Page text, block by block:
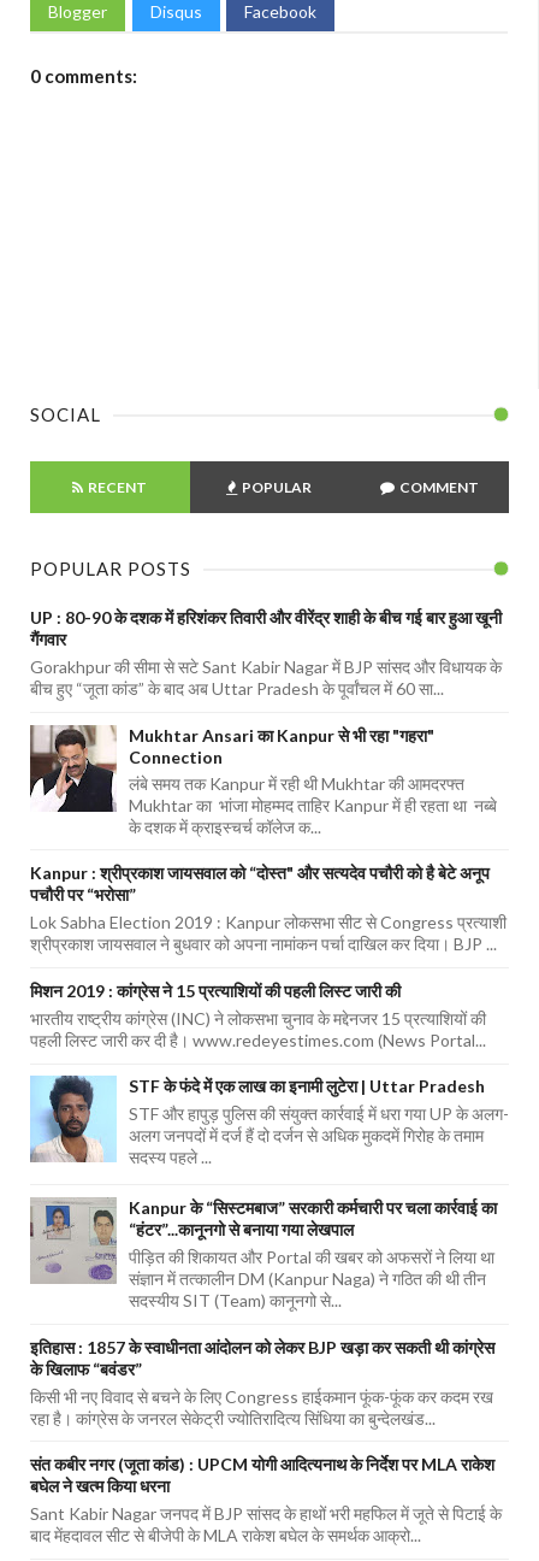
Blogger Disqus Facebook
0 comments:
SOCIAL
RECENT POPULAR COMMENT
POPULAR POSTS
UP : 80-90 के दशक में हरिशंकर तिवारी और वीरेंद्र शाही के बीच गई बार हुआ खूनी
गैंगवार
Gorakhpur की सीमा से सटे Sant Kabir Nagar में BJP सांसद और विधायक के
बीच हुए “जूता कांड” के बाद अब Uttar Pradesh के पूर्वांचल में 60 सा...
Mukhtar Ansari का Kanpur से भी रहा "गहरा"
Connection
लंबे समय तक Kanpur में रही थी Mukhtar की आमदरफ्त
Mukhtar का भांजा मोहम्मद ताहिर Kanpur में ही रहता था नब्बे
के दशक में क्राइस्चर्च कॉलेज क...
Kanpur : श्रीप्रकाश जायसवाल को “दोस्त" और सत्यदेव पचौरी को है बेटे अनूप
पचौरी पर “भरोसा”
Lok Sabha Election 2019 : Kanpur लोकसभा सीट से Congress प्रत्याशी
श्रीप्रकाश जायसवाल ने बुधवार को अपना नामांकन पर्चा दाखिल कर दिया। BJP ...
मिशन 2019 : कांग्रेस ने 15 प्रत्याशियों की पहली लिस्ट जारी की
भारतीय राष्ट्रीय कांग्रेस (INC) ने लोकसभा चुनाव के मद्देनजर 15 प्रत्याशियों की
पहली लिस्ट जारी कर दी है। www.redeyestimes.com (News Portal...
STF के फंदे में एक लाख का इनामी लुटेरा | Uttar Pradesh
STF और हापुड़ पुलिस की संयुक्त कार्रवाई में धरा गया UP के अलग-
अलग जनपदों में दर्ज हैं दो दर्जन से अधिक मुकदमें गिरोह के तमाम
सदस्य पहले ...
Kanpur के “सिस्टमबाज” सरकारी कर्मचारी पर चला कार्रवाई का
“हंटर”...कानूनगो से बनाया गया लेखपाल
पीड़ित की शिकायत और Portal की खबर को अफसरों ने लिया था
संज्ञान में तत्कालीन DM (Kanpur Naga) ने गठित की थी तीन
सदस्यीय SIT (Team) कानूनगो से...
इतिहास : 1857 के स्वाधीनता आंदोलन को लेकर BJP खड़ा कर सकती थी कांग्रेस
के खिलाफ “बवंडर”
किसी भी नए विवाद से बचने के लिए Congress हाईकमान फूंक-फूंक कर कदम रख
रहा है। कांग्रेस के जनरल सेकेट्री ज्योतिरादित्य सिंधिया का बुन्देलखंड...
संत कबीर नगर (जूता कांड) : UPCM योगी आदित्यनाथ के निर्देश पर MLA राकेश
बघेल ने खत्म किया धरना
Sant Kabir Nagar जनपद में BJP सांसद के हाथों भरी महफिल में जूते से पिटाई के
बाद मेंहदावल सीट से बीजेपी के MLA राकेश बघेल के समर्थक आक्रो...